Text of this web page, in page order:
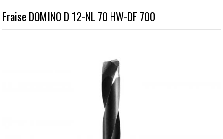
Fraise DOMINO D 12-NL 70 HW-DF 700